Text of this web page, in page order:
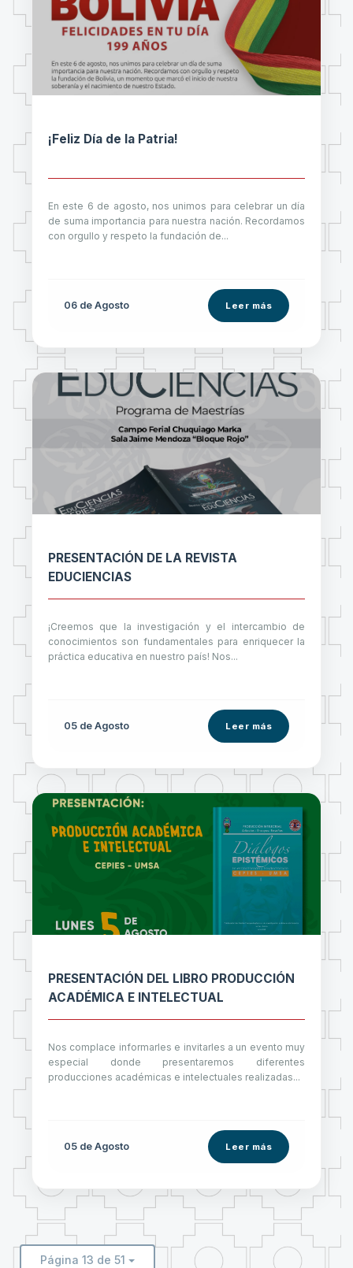
¡Feliz Día de la Patria!
En este 6 de agosto, nos unimos para celebrar un día
de suma importancia para nuestra nación. Recordamos
con orgullo y respeto la fundación de...
06 de Agosto Leer más
PRESENTACIÓN DE LA REVISTA
EDUCIENCIAS
¡Creemos que la investigación y el intercambio de
conocimientos son fundamentales para enriquecer la
práctica educativa en nuestro país! Nos...
05 de Agosto Leer más
PRESENTACIÓN DEL LIBRO PRODUCCIÓN
ACADÉMICA E INTELECTUAL
Nos complace informarles e invitarles a un evento muy
especial donde presentaremos diferentes
producciones académicas e intelectuales realizadas...
05 de Agosto Leer más
Página 13 de 51